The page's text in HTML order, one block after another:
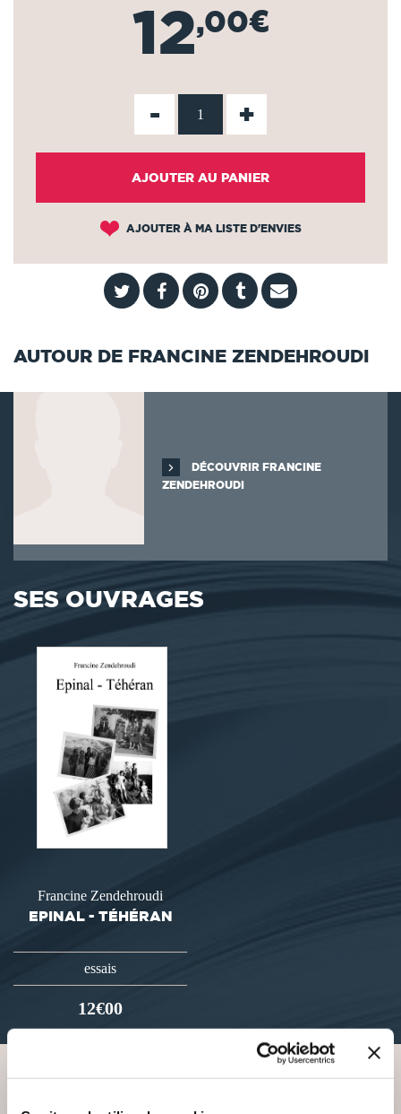
12,00€
- +
AJOUTER AU PANIER
AJOUTER À MA LISTE D'ENVIES
AUTOUR DE FRANCINE ZENDEHROUDI
DÉCOUVRIR FRANCINE
ZENDEHROUDI
SES OUVRAGES
Francine Zendehroudi
EPINAL - TÉHÉRAN
essais
12€00